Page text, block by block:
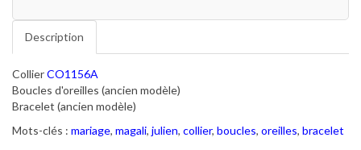
Description
CollierCO1156A
Boucles d'oreilles (ancien modèle)
Bracelet (ancien modèle)
Mots-clés : mariage, magali, julien, collier, boucles, oreilles, bracelet